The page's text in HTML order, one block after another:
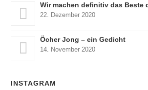
Wir machen definitiv das Beste
22. Dezember 2020
Öcher Jong – ein Gedicht
14. November 2020
INSTAGRAM